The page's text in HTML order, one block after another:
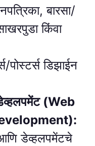
बारसा/
किंवा
पोस्टर्स डिझाईन
(Web
डेव्हलपमेंटचे